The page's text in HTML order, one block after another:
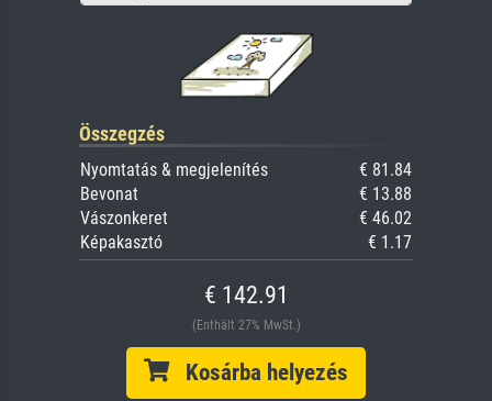
Összegzés
Nyomtatás & megjelenítés
€ 81.84
Bevonat
€ 13.88
Vászonkeret
€ 46.02
Képakasztó
€ 1.17
€ 142.91
(Enthält 27% MwSt.)
Kosárba helyezés